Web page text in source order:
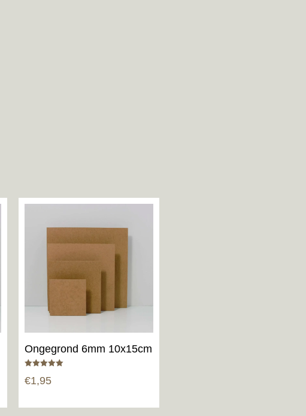
Ongegrond 6mm 10x15cm
5.00
uit 5
€1,95